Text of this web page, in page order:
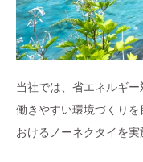
当社では、省エネルギ
働きやすい環境づくり
おけるノーネクタイを実